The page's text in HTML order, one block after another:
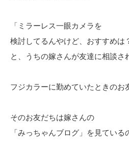
「ミラーレス一眼カメラを
検討してるんやけど、おすすめは
と、うちの嫁さんが友達に相談さ
フジカラーに勤めていたときのお
そのお友だちは嫁さんの
「みっちゃんブログ」を見ている